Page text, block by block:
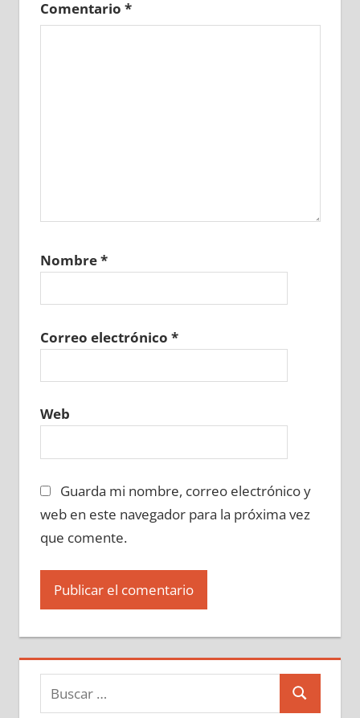
Comentario *
Nombre*
Correo electrónico *
Web
Guarda mi nombre, correo electrónico y
web en este navegador para la próxima vez
que comente.
Buscar